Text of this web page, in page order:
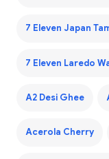
7 Eleven Japan
7 Eleven Laredo
A2 Desi Ghee
Acerola Cherry